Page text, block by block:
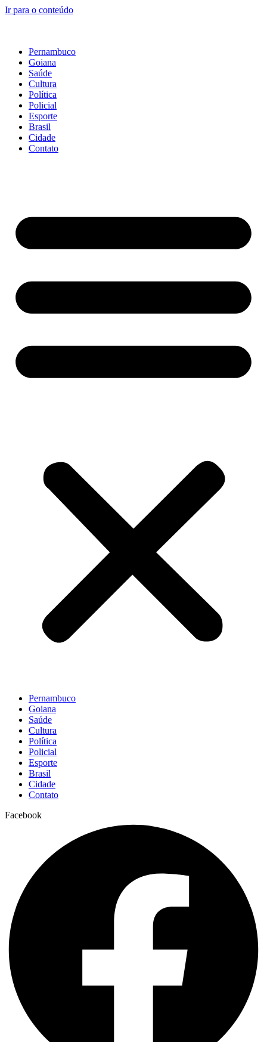
Ir para o conteúdo
Pernambuco
Goiana
Saúde
Cultura
Política
Policial
Esporte
Brasil
Cidade
Contato
Pernambuco
Goiana
Saúde
Cultura
Política
Policial
Esporte
Brasil
Cidade
Contato
Facebook